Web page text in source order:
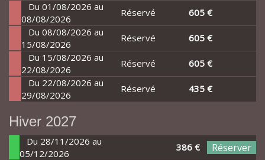
Du 01/08/2026 au
08/08/2026
Réservé
605 €
Du 08/08/2026 au
15/08/2026
Réservé
605 €
Du 15/08/2026 au
22/08/2026
Réservé
605 €
Du 22/08/2026 au
29/08/2026
Réservé 435 €
Hiver 2027
Du 28/11/2026 au
05/12/2026
386 € Réserver